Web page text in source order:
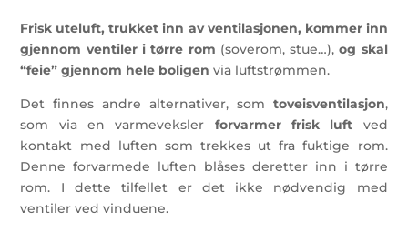
Frisk uteluft, trukket inn av ventilasjonen, kommer inn
gjennom ventiler i tørre rom (soverom, stue…),og skal
“feie” gjennom hele boligen via luftstrømmen.
Det finnes andre alternativer, som toveisventilasjon,
som via en varmeveksler forvarmer frisk luft ved
kontakt med luften som trekkes ut fra fuktige rom.
Denne forvarmede luften blåses deretter inn i tørre
rom. I dette tilfellet er det ikke nødvendig med
ventiler ved vinduene.